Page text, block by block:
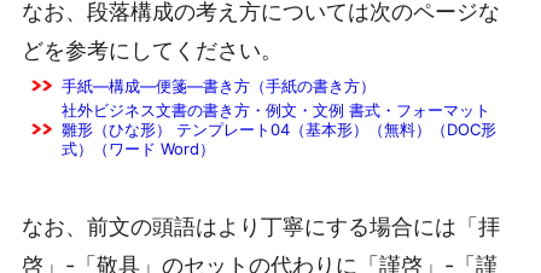
なお、段落構成の考え方については次のページな
どを参考にしてください。
手紙―構成―便箋―書き方（手紙の書き方）
社外ビジネス文書の書き方・例文・文例 書式・フォーマット
雛形（ひな形） テンプレート04（基本形）（無料）（DOC形
式）（ワード Word）
なお、前文の頭語はより丁寧にする場合には「拝
啓」-「敬具」のセットの代わりに「謹啓」-「謹